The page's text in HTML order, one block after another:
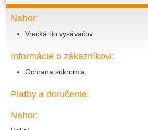
SIEMENS
Nahor:
Vrecká do vysávačov
Informácie o zákazníkovi:
Ochrana súkromia
Platby a doručenie:
Nahor: